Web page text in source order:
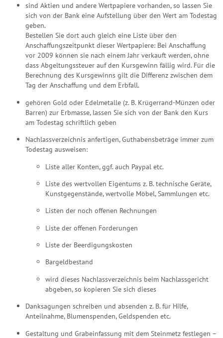
sind Aktien und andere Wertpapiere vorhanden, so lassen Sie
sich von der Bank eine Aufstellung über den Wert am Todestag
geben.
Bestellen Sie dort auch gleich eine Liste über den
Anschaffungszeitpunkt dieser Wertpapiere: Bei Anschaffung
vor 2009 können sie nach einem Jahr verkauft werden, ohne
dass Abgeltungssteuer auf den Kursgewinn fällig wird. Für die
Berechnung des Kursgewinns gilt die Differenz zwischen dem
Tag der Anschaffung und dem Erbfall.
gehören Gold oder Edelmetalle (z. B. Krügerrand-Münzen oder
Barren) zur Erbmasse, lassen Sie sich von der Bank den Kurs
am Todestag schriftlich geben
Nachlassverzeichnis anfertigen, Guthabensbeträge immer zum
Todestag ausweisen:
Liste aller Konten, ggf. auch Paypal etc.
Liste des wertvollen Eigentums z. B. technische Geräte,
Kunstgegenstände, wertvolle Möbel, Sammlungen etc.
Listen der noch offenen Rechnungen
Liste der offenen Forderungen
Liste der Beerdigungskosten
Bargeldbestand
wird dieses Nachlassverzeichnis beim Nachlassgericht
abgeben, so kopieren Sie sich dieses
Danksagungen schreiben und absenden z. B. für Hilfe,
Anteilnahme, Blumenspenden, Geldspenden etc.
Gestaltung und Grabeinfassung mit dem Steinmetz festlegen –